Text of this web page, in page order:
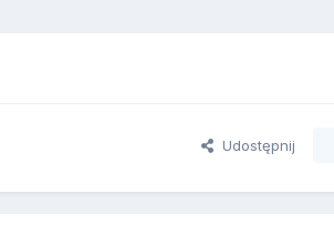
Udostępnij